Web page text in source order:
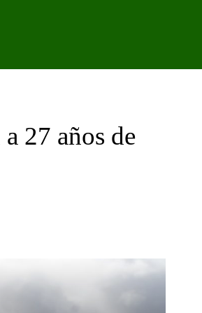
27 años de